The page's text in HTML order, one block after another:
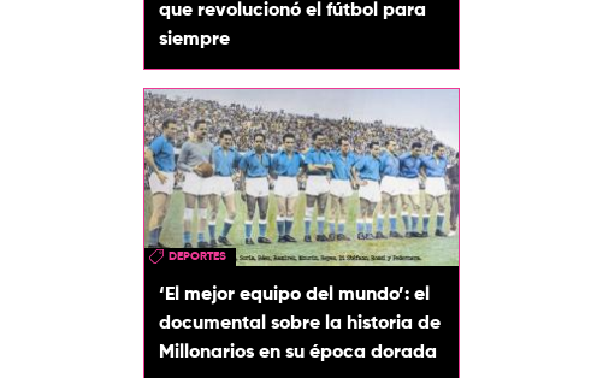
que revolucionó el fútbol para
siempre
DEPORTES
‘El mejor equipo del mundo’: el
documental sobre la historia de
Millonarios en su época dorada